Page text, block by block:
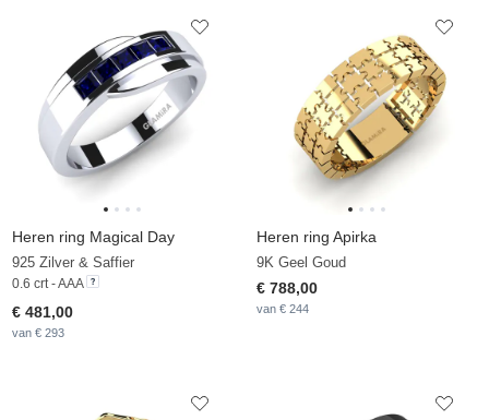
Heren ring Magical Day
925 Zilver & Saffier
0.6 crt - AAA
€ 481,00
van € 293
Heren ring Apirka
9K Geel Goud
€ 788,00
van € 244